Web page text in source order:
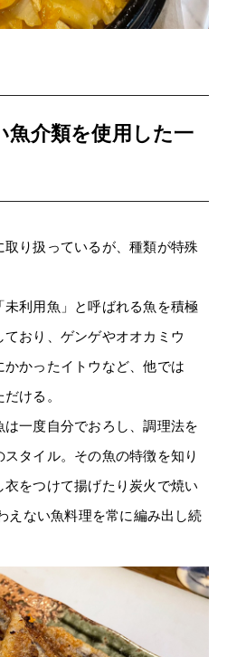
魚介類を使用した一
り扱っているが、種類が特殊
利用魚」と呼ばれる魚を積極
おり、ゲンゲやオオカミウ
かったイトウなど、他では
ける。
一度自分でおろし、調理法を
タイル。その魚の特徴を知り
をつけて揚げたり炭火で焼い
えない魚料理を常に編み出し続